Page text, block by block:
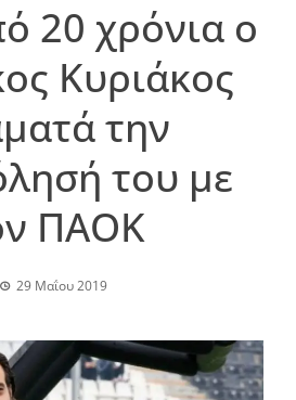
20 χρόνια ο
Κυριάκος
την
του με
ΠΑΟΚ
29 Μαΐου 2019